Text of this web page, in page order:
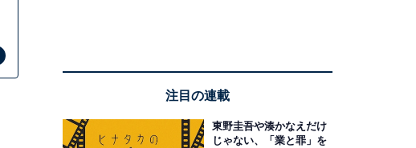
注目の連載
東野圭吾や湊かなえだけ
じゃない、「業と罪」を